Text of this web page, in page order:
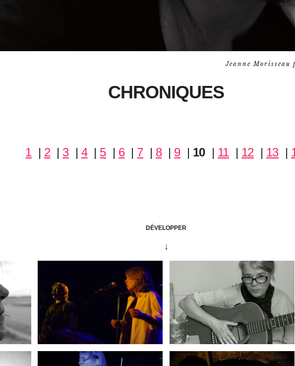
Jeanne
CHRONIQUES
1| 2| 3| 4| 5| 6| 7| 8| 9| 10| 11| 12| 13|
« Les Battements D’ailes », de
,
chemin, et continuent de déverser leur poésie infinie.
Morceau emblématique de ce disque précieux,Portland,
l’objet d’un clip, aux allures de véritable court-métrage, que
àAnne-Cécile Causse. Noyés dans un somptueux noir et
DÉVELOPPER
↓